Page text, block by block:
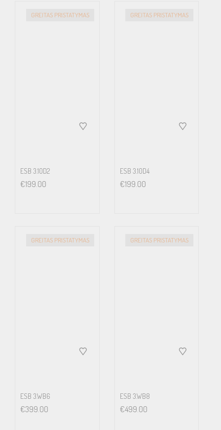
GREITAS PRISTATYMAS
ESB 3.10D2
€199.00
GREITAS PRISTATYMAS
ESB 3.10D4
€199.00
GREITAS PRISTATYMAS
ESB 3.WB6
€399.00
GREITAS PRISTATYMAS
ESB 3.WB8
€499.00